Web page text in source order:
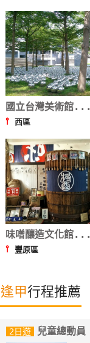
國立台灣美術館...
⫯ 西區
味噌釀造文化館...
⫯ 豐原區
逢甲行程推薦
2日遊 兒童總動員